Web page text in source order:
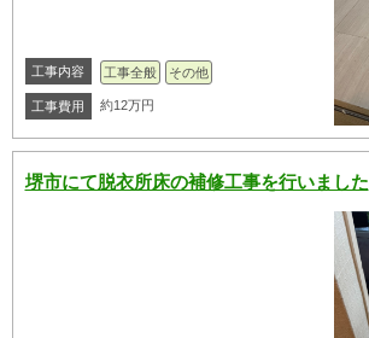
工事内容 工事全般 その他
工事費用 約12万円
堺市にて脱衣所床の補修工事を行いました